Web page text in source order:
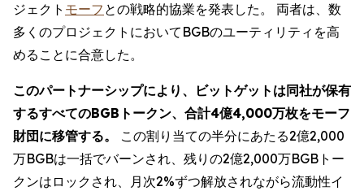
ジェクト モーフ との戦略的協業を発表した。 両者は、数
多くのプロジェクトにおいてBGBのユーティリティを高
めることに合意した。
このパートナーシップにより、ビットゲットは同社が保有
するすべてのBGBトークン、合計4億4,000万枚をモーフ
財団に移管する。
この割り当ての半分にあたる2億2,000
万BGBは一括でバーンされ、残りの2億2,000万BGBトー
クンはロックされ、月次2%ずつ解放されながら流動性イ